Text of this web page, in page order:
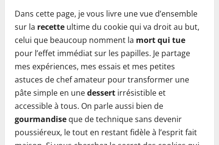
Dans cette page, je vous livre une vue d’ensemble
sur la recette ultime du cookie qui va droit au but,
celui que beaucoup nomment la mort qui tue
pour l’effet immédiat sur les papilles. Je partage
mes expériences, mes essais et mes petites
astuces de chef amateur pour transformer une
pâte simple en unedessert irrésistible et
accessible à tous. On parle aussi bien de
gourmandise que de technique sans devenir
poussiéreux, le tout en restant fidèle à l’esprit fait